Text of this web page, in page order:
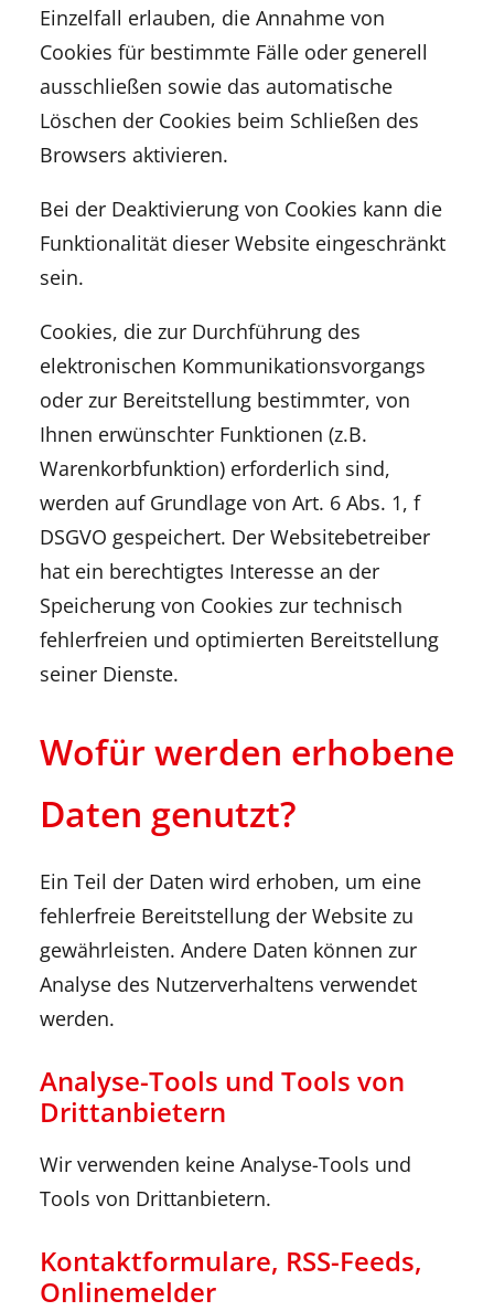
Einzelfall erlauben, die Annahme von
Cookies für bestimmte Fälle oder generell
ausschließen sowie das automatische
Löschen der Cookies beim Schließen des
Browsers aktivieren.
Bei der Deaktivierung von Cookies kann die
Funktionalität dieser Website eingeschränkt
sein.
Cookies, die zur Durchführung des
elektronischen Kommunikationsvorgangs
oder zur Bereitstellung bestimmter, von
Ihnen erwünschter Funktionen (z.B.
Warenkorbfunktion) erforderlich sind,
werden auf Grundlage von Art. 6 Abs. 1, f
DSGVO gespeichert. Der Websitebetreiber
hat ein berechtigtes Interesse an der
Speicherung von Cookies zur technisch
fehlerfreien und optimierten Bereitstellung
seiner Dienste.
Wofür werden erhobene
Daten genutzt?
Ein Teil der Daten wird erhoben, um eine
fehlerfreie Bereitstellung der Website zu
gewährleisten. Andere Daten können zur
Analyse des Nutzerverhaltens verwendet
werden.
Analyse-Tools und Tools von
Drittanbietern
Wir verwenden keine Analyse-Tools und
Tools von Drittanbietern.
Kontaktformulare, RSS-Feeds,
Onlinemelder